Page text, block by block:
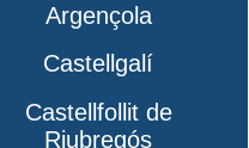
Argençola
Castellgalí
Castellfollit de
Riubregós